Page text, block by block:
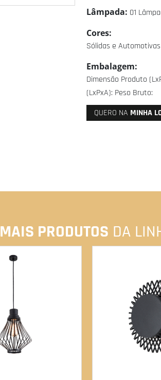
Lâmpada: 01
Cores:
Sólidas e Automotivas
Embalagem:
Dimensão Produto
(LxPxA): Peso Bruto:
QUERO NA MINHA
MAIS PRODUTOS DA